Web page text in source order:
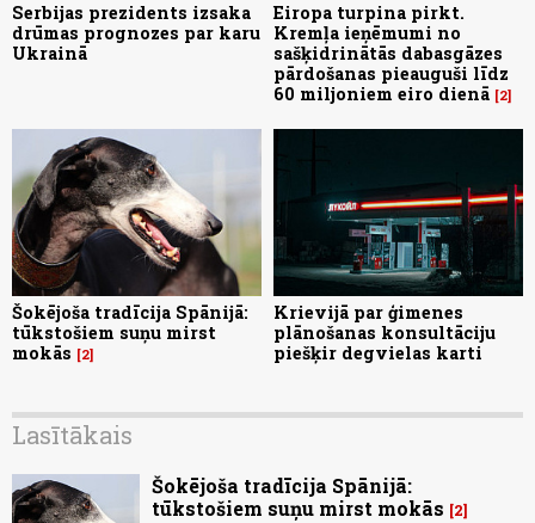
Serbijas prezidents izsaka
drūmas prognozes par karu
Ukrainā
Eiropa turpina pirkt.
Kremļa ieņēmumi no
sašķidrinātās dabasgāzes
pārdošanas pieauguši līdz
60 miljoniem eiro dienā 2
Šokējoša tradīcija Spānijā:
tūkstošiem suņu mirst
mokās
2
Krievijā par ģimenes
plānošanas konsultāciju
piešķir degvielas karti
Lasītākais
Šokējoša tradīcija Spānijā:
tūkstošiem suņu mirst mokās
2